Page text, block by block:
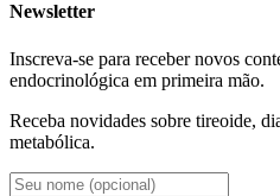
Newsletter
Inscreva-se para receber novos
endocrinológica em primeira mão.
Receba novidades sobre tireoide,
metabólica.